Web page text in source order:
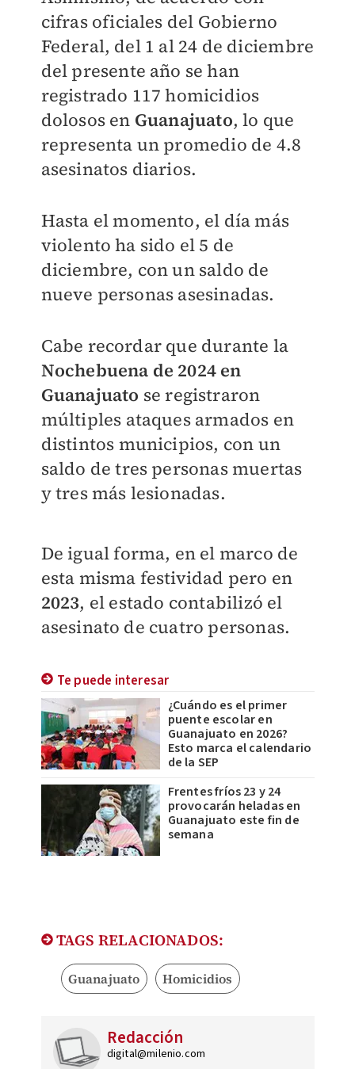
cifras oficiales del Gobierno
Federal, del 1 al 24 de diciembre
del presente año se han
registrado 117 homicidios
dolosos en Guanajuato, lo que
representa un promedio de 4.8
asesinatos diarios.
Hasta el momento, el día más
violento ha sido el 5 de
diciembre, con un saldo de
nueve personas asesinadas.
Cabe recordar que durante la
Nochebuena de 2024 en
Guanajuato se registraron
múltiples ataques armados en
distintos municipios, con un
saldo de tres personas muertas
y tres más lesionadas.
De igual forma, en el marco de
esta misma festividad pero en
2023, el estado contabilizó el
asesinato de cuatro personas.
Te puede interesar
¿Cuándo es el primer
puente escolar en
Guanajuato en 2026?
Esto marca el calendario
de la SEP
Frentes fríos 23 y 24
provocarán heladas en
Guanajuato este fin de
semana
TAGS RELACIONADOS:
Guanajuato Homicidios
Redacción
digital@milenio.com